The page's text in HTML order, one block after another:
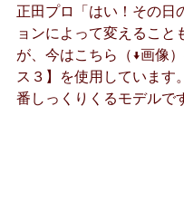
正田プロ「はい！その日
ョンによって変えること
が、今はこちら（↓画像
ス３】を使用しています
番しっくりくるモデルで